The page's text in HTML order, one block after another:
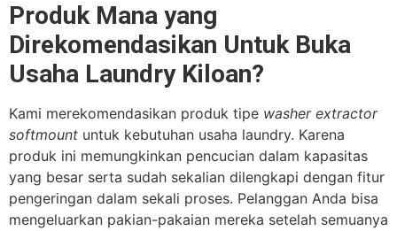
Produk Mana yang
Direkomendasikan Untuk Buka
Usaha Laundry Kiloan?
Kami merekomendasikan produk tipe washer extractor
softmount untuk kebutuhan usaha laundry. Karena
produk ini memungkinkan pencucian dalam kapasitas
yang besar serta sudah sekalian dilengkapi dengan fitur
pengeringan dalam sekali proses. Pelanggan Anda bisa
mengeluarkan pakian-pakaian mereka setelah semuanya